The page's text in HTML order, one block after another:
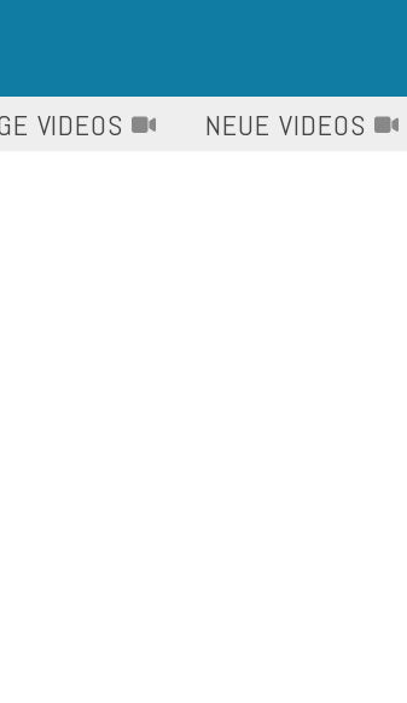
VIDEOS NEUE VIDEOS